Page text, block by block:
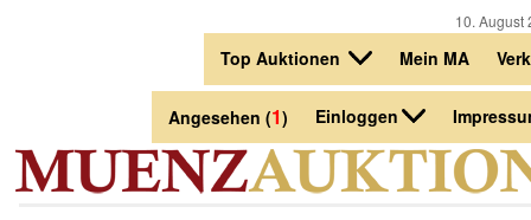
10.
Top Auktionen Mein MA
Angesehen (1) Einloggen